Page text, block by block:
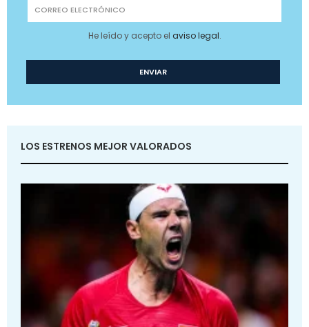
He leído y acepto el aviso legal.
LOS ESTRENOS MEJOR VALORADOS